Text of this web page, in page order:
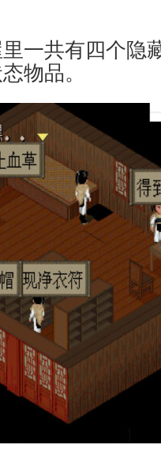
一共有四个隐
物品。